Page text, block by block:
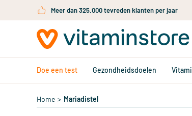
Ga naar de hoofdinhoudMeer dan 325.000 tevreden klanten per jaar
Doe een test Gezondheidsdoelen
Home > Mariadistel